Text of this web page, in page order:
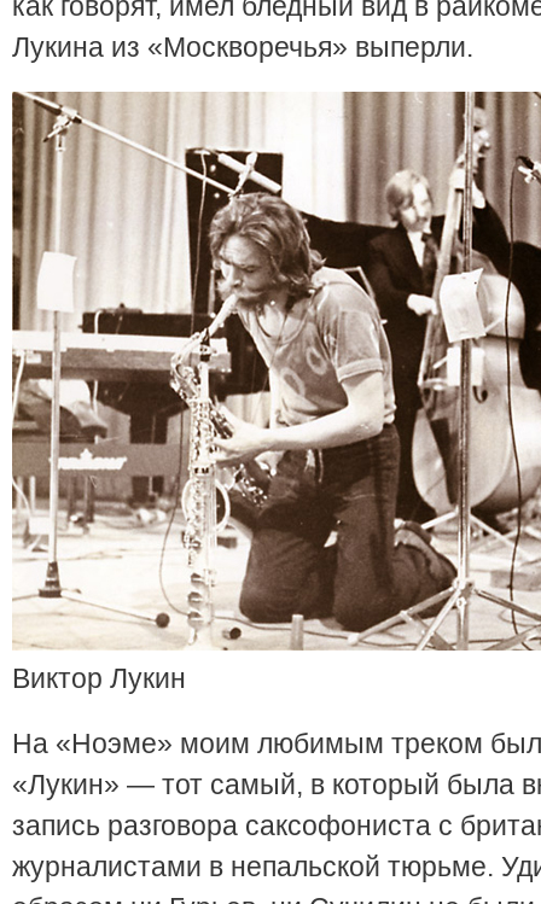
Лукина из «Москворечья» выперли.
Виктор Лукин
На «Ноэме» моим любимым треком был
«Лукин» — тот самый, в который была
запись разговора саксофониста с
журналистами в непальской тюрьме.